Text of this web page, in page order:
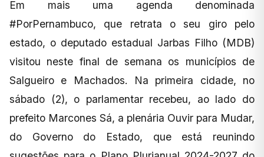
Em mais uma agenda denominada
#PorPernambuco, que retrata o seu giro pelo
estado, o deputado estadual Jarbas Filho (MDB)
visitou neste final de semana os municípios de
Salgueiro e Machados. Na primeira cidade, no
sábado (2), o parlamentar recebeu, ao lado do
prefeito Marcones Sá, a plenária Ouvir para Mudar,
do Governo do Estado, que está reunindo